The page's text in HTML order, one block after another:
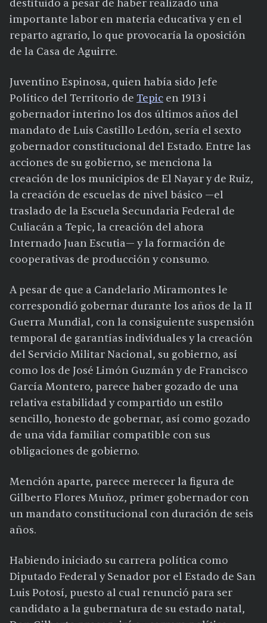
destituido a pesar de haber realizado una
importante labor en materia educativa y en el
reparto agrario, lo que provocaría la oposición
de la Casa de Aguirre.
Juventino Espinosa, quien había sido Jefe
Político del Territorio de Tepic en 1913 i
gobernador interino los dos últimos años del
mandato de Luis Castillo Ledón, sería el sexto
gobernador constitucional del Estado. Entre las
acciones de su gobierno, se menciona la
creación de los municipios de El Nayar y de Ruiz,
la creación de escuelas de nivel básico —el
traslado de la Escuela Secundaria Federal de
Culiacán a Tepic, la creación del ahora
Internado Juan Escutia— y la formación de
cooperativas de producción y consumo.
A pesar de que a Candelario Miramontes le
correspondió gobernar durante los años de la II
Guerra Mundial, con la consiguiente suspensión
temporal de garantías individuales y la creación
del Servicio Militar Nacional, su gobierno, así
como los de José Limón Guzmán y de Francisco
García Montero, parece haber gozado de una
relativa estabilidad y compartido un estilo
sencillo, honesto de gobernar, así como gozado
de una vida familiar compatible con sus
obligaciones de gobierno.
Mención aparte, parece merecer la figura de
Gilberto Flores Muñoz, primer gobernador con
un mandato constitucional con duración de seis
años.
Habiendo iniciado su carrera política como
Diputado Federal y Senador por el Estado de San
Luis Potosí, puesto al cual renunció para ser
candidato a la gubernatura de su estado natal,